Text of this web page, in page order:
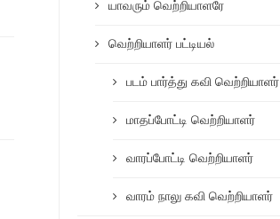
யாவரும் வெற்றியாளரே
வெற்றியாளர் பட்டியல்
படம் பார்த்து கவி வெற்றியாளர்
மாதப்போட்டி வெற்றியாளர்
வாரப்போட்டி வெற்றியாளர்
வாரம் நாலு கவி வெற்றியாளர்